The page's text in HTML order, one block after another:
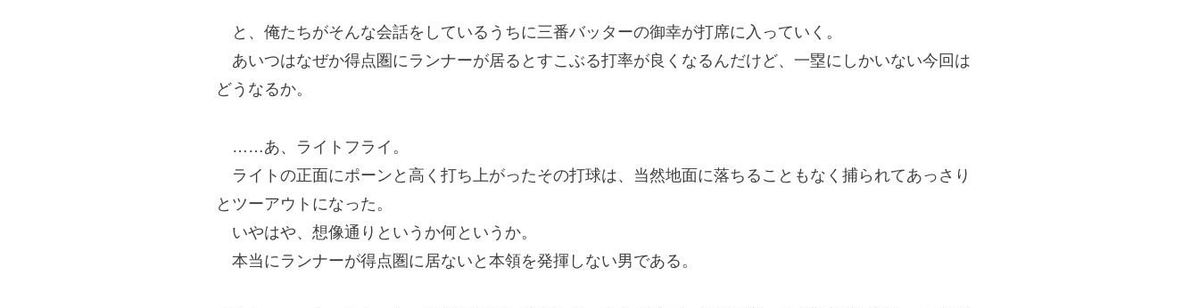
と、俺たちがそんな会話をしているうちに三番バッターの御幸が打席に入っていく。
あいつはなぜか得点圏にランナーが居るとすこぶる打率が良くなるんだけど、一塁にしかいない今回は
どうなるか。
……あ、ライトフライ。
ライトの正面にポーンと高く打ち上がったその打球は、当然地面に落ちることもなく捕られてあっさり
とツーアウトになった。
いやはや、想像通りというか何というか。
本当にランナーが得点圏に居ないと本領を発揮しない男である。